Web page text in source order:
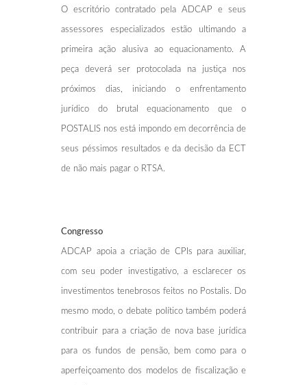
O escritório contratado pela ADCAP e seus
assessores especializados estão ultimando a
primeira ação alusiva ao equacionamento. A
peça deverá ser protocolada na justiça nos
próximos dias, iniciando o enfrentamento
jurídico do brutal equacionamento que o
POSTALIS nos está impondo em decorrência de
seus péssimos resultados e da decisão da ECT
de não mais pagar o RTSA.
Congresso
ADCAP apoia a criação de CPIs para auxiliar,
com seu poder investigativo, a esclarecer os
investimentos tenebrosos feitos no Postalis. Do
mesmo modo, o debate político também poderá
contribuir para a criação de nova base jurídica
para os fundos de pensão, bem como para o
aperfeiçoamento dos modelos de fiscalização e